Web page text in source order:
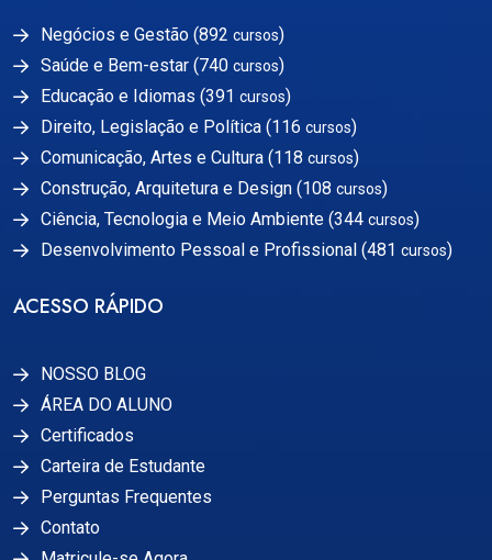
Negócios e Gestão (892 cursos)
Saúde e Bem-estar (740 cursos)
Educação e Idiomas (391 cursos)
Direito, Legislação e Política (116 cursos)
Comunicação, Artes e Cultura (118 cursos)
Construção, Arquitetura e Design (108 cursos)
Ciência, Tecnologia e Meio Ambiente (344 cursos)
Desenvolvimento Pessoal e Profissional (481 cursos)
ACESSO RÁPIDO
NOSSO BLOG
ÁREA DO ALUNO
Certificados
Carteira de Estudante
Perguntas Frequentes
Contato